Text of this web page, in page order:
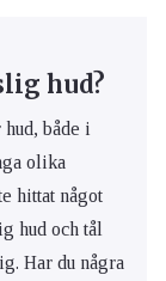
hud?
både i
olika
hittat något
hud och tål
Har du några